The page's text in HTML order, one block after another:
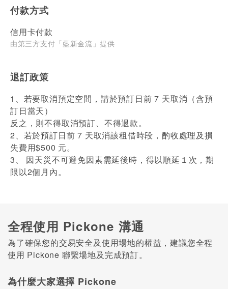
付款方式
信用卡付款
由第三方支付「藍新金流」提供
退訂政策
1、若要取消預定空間，請於預訂日前 7 天取消（含預
訂日當天）
反之，則不得取消預訂、不得退款。
2、若於預訂日前 7 天取消該租借時段，酌收處理及損
失費用$500 元。
3、 因天災不可避免因素需延後時，得以順延１次，期
限以2個月內。
全程使用 Pickone 溝通
為了確保您的交易安全及使用場地的權益，建議您全程
使用 Pickone 聯繫場地及完成預訂。
為什麼大家選擇 Pickone